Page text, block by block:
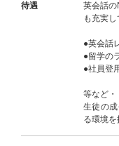
待遇
英会話の
も充実
●英会話
●留学の
●社員登
等など・
生徒の
る環境を